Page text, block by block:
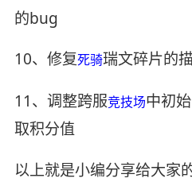
的bug
10、修复死骑瑞文碎片的
11、调整跨服竞技场中初
取积分值
以上就是小编分享给大家